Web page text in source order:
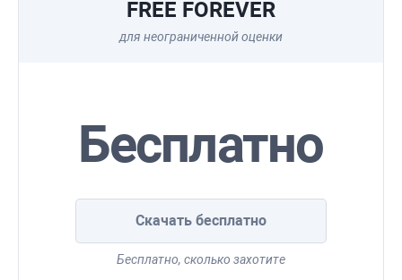
FREE FOREVER
для неограниченной оценки
Бесплатно
Скачать бесплатно
Бесплатно, сколько захотите